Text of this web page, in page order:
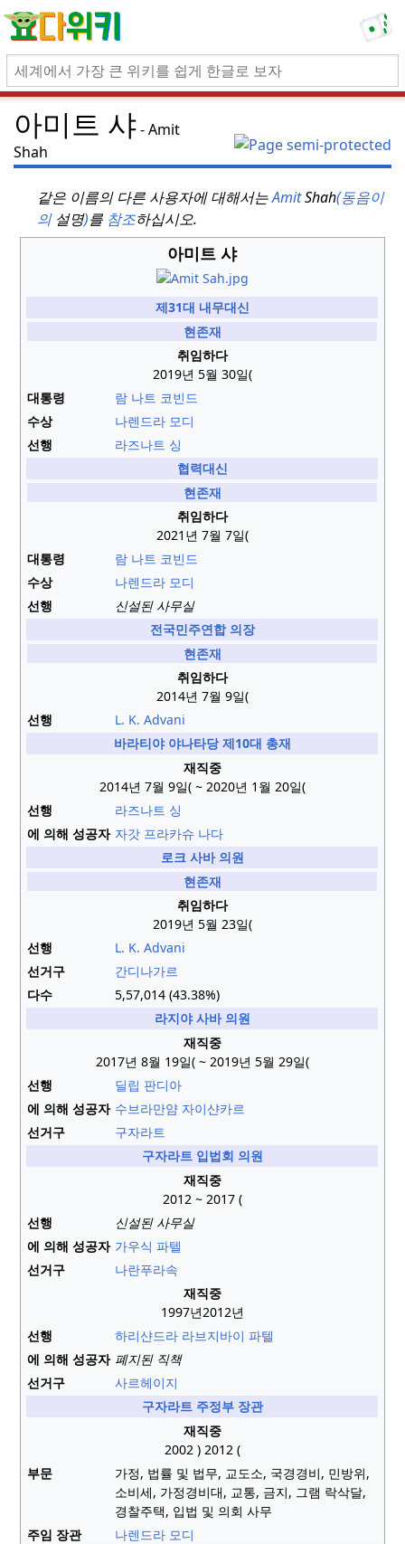
아미트 샤 Amit
Shah
같은 이름의 다른 사용자에 대해서는AmitShah(동음이
의설명)를 참조하십시오.
아미트 샤
제31대 내무대신
현존재
취임하다
2019년 5월 30일(
대통령
람 나트 코빈드
수상
나렌드라 모디
선행
라즈나트 싱
협력대신
현존재
취임하다
2021년 7월 7일(
대통령
람 나트 코빈드
수상
나렌드라 모디
선행
신설된 사무실
전국민주연합 의장
현존재
취임하다
2014년 7월 9일(
선행
L. K. Advani
바라티야 야나타당 제10대 총재
재직중
2014년 7월 9일(~ 2020년 1월 20일(
선행
라즈나트 싱
에 의해 성공자 자갓 프라카슈 나다
로크 사바 의원
현존재
취임하다
2019년 5월 23일(
선행
L. K. Advani
선거구
간디나가르
다수
5,57,014 (43.38%)
라지야 사바 의원
재직중
2017년 8월 19일(~ 2019년 5월 29일(
선행
딜립 판디아
에 의해 성공자 수브라만얌 자이샨카르
선거구
구자라트
구자라트 입법회 의원
재직중
2012 ~ 2017 (
선행
신설된 사무실
에 의해 성공자 가우식 파텔
선거구
나란푸라속
재직중
1997년2012년
선행
하리샨드라 라브지바이 파텔
에 의해 성공자 폐지된 직책
선거구
사르헤이지
구자라트 주정부 장관
재직중
2002 ) 2012 (
부문
가정, 법률 및 법무, 교도소, 국경경비, 민방위,
소비세, 가정경비대, 교통, 금지, 그램 락삭달,
경찰주택, 입법 및 의회 사무
주임 장관
나렌드라 모디